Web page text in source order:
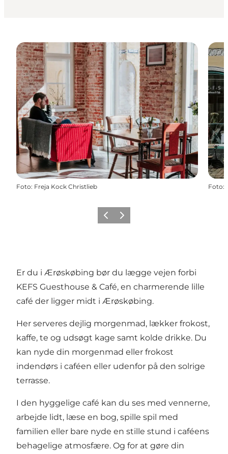
Foto: Freja Kock Christlieb Foto:
ForrigeNæste
Er du i Ærøskøbing bør du lægge vejen forbi
KEFS Guesthouse & Café, en charmerende lille
café der ligger midt i Ærøskøbing.
Her serveres dejlig morgenmad, lækker frokost,
kaffe, te og udsøgt kage samt kolde drikke. Du
kan nyde din morgenmad eller frokost
indendørs i caféen eller udenfor på den solrige
terrasse.
I den hyggelige café kan du ses med vennerne,
arbejde lidt, læse en bog, spille spil med
familien eller bare nyde en stille stund i caféens
behagelige atmosfære. Og for at gøre din